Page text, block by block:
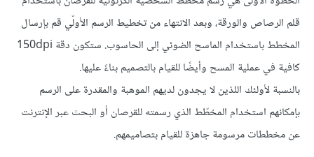
قلم الرصاص والورقة، وبعد الانتهاء من تخطيط الرسم الأولّي قم بإرسال
المخطط باستخدام الماسح الضوئي إلى الحاسوب. ستكون دقة 150dpi
كافية في عملية المسح وأيضًا للقيام بالتصميم بناءً عليها.
بالنسبة لأولئك اللذين لا يجدون لديهم الموهبة والمقدرة على الرسم
بإمكانهم استخدام المخطّط الذي رسمته للقرصان أو البحث عبر الإنترنت
عن مخططات مرسومة جاهزة للقيام بتصاميمهم.